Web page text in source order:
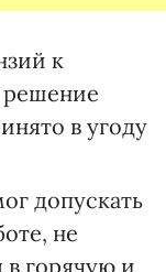
к
решение
в угоду
допускать
не
в горячую и